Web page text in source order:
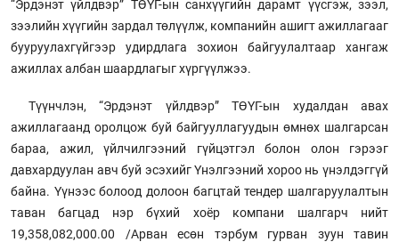
“Эрдэнэт үйлдвэр” ТӨҮГ-ын санхүүгийн дарамт үүсгэж, зээл,
зээлийн хүүгийн зардал төлүүлж, компанийн ашигт ажиллагааг
бууруулахгүйгээр удирдлага зохион байгуулалтаар хангаж
ажиллах албан шаардлагыг хүргүүлжээ.
Түүнчлэн, “Эрдэнэт үйлдвэр” ТӨҮГ-ын худалдан авах
ажиллагаанд оролцож буй байгууллагуудын өмнөх шалгарсан
бараа, ажил, үйлчилгээний гүйцэтгэл болон олон гэрээг
давхардуулан авч буй эсэхийг Үнэлгээний хороо нь үнэлдэггүй
байна. Үүнээс болоод долоон багцтай тендер шалгаруулалтын
таван багцад нэр бүхий хоёр компани шалгарч нийт
19,358,082,000.00 /Арван есөн тэрбум гурван зуун тавин